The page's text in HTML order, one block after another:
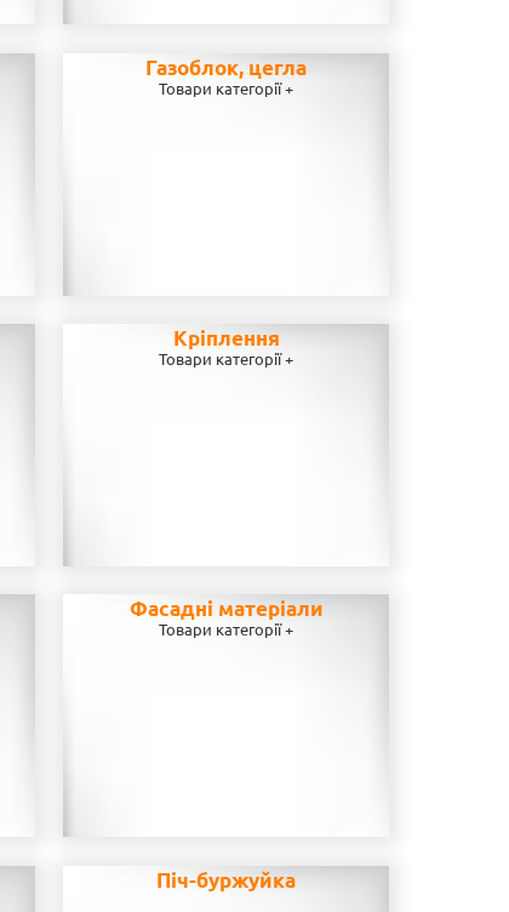
Газоблок, цегла
Товари категорії +
Кріплення
Товари категорії +
Фасадні матеріали
Товари категорії +
Піч-буржуйка